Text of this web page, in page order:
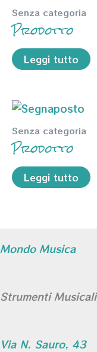
Senza categoria
Prodotto
Leggi tutto
Senza categoria
Prodotto
Leggi tutto
Mondo Musica
Strumenti Musicali
Via N. Sauro, 43